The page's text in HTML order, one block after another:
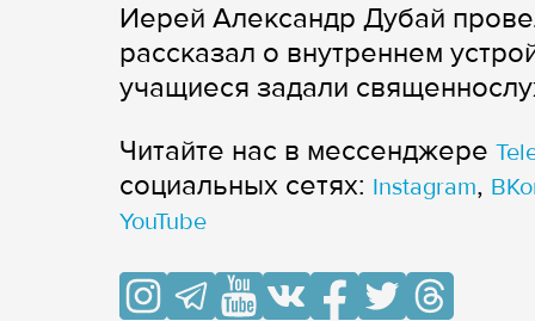
Иерей Александр Дубай
рассказал о внутреннем
учащиеся задали
Читайте нас в мессенджере
cоциальных сетях: Instagram,
YouTube